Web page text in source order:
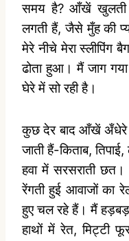
समय है? आँखें खुलती
लगती हैं, जैसे मुँह की
मेरे नीचे मेरा स्‍लीपिंग
ढोता हुआ। मैं जाग
घेरे में सो रही है।
कुछ देर बाद आँखें अँधेरे
जाती हैं-किताब,
हवा में सरसराती
रेंगती हुई आवाजों का
हुए चल रहे हैं। मैं
हाथों में रेत, मिट्टी